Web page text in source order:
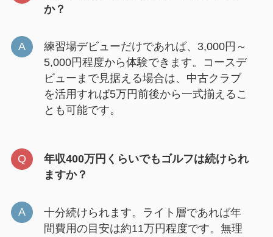
か？
練習場デビューだけであれば、3,000円～
5,000円程度から体験できます。コースデ
ビューまで見据える場合は、中古クラブ
を活用すれば5万円前後から一式揃えるこ
とも可能です。
年収400万円くらいでもゴルフは続けられ
ますか？
十分続けられます。ライト層であれば年
間費用の目安は約11万円程度です。無理